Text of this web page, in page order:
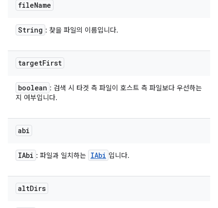
fileName
String : 찾을 파일의 이름입니다.
targetFirst
boolean : 검색 시 타겟 측 파일이 호스트 측 파일보다 우선하는
지 여부입니다.
abi
IAbi : 파일과 일치하는 IAbi 입니다.
altDirs